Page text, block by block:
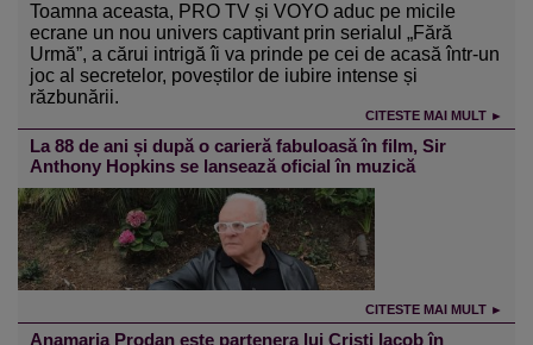
Toamna aceasta, PRO TV și VOYO aduc pe micile
ecrane un nou univers captivant prin serialul „Fără
Urmă”, a cărui intrigă îi va prinde pe cei de acasă într-un
joc al secretelor, poveștilor de iubire intense și
răzbunării.
CITESTE MAI MULT ►
La 88 de ani și după o carieră fabuloasă în film, Sir
Anthony Hopkins se lansează oficial în muzică
CITESTE MAI MULT ►
Anamaria Prodan este partenera lui Cristi Iacob în